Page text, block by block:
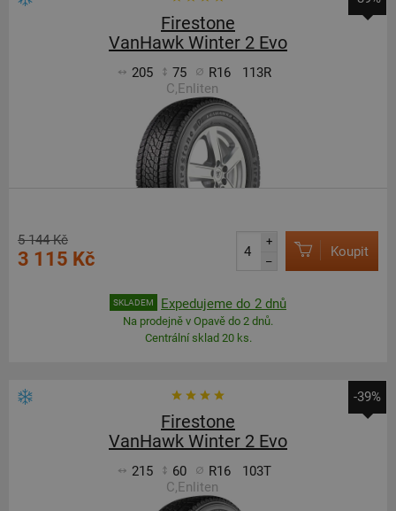
Firestone
VanHawk Winter 2 Evo
205 75 R16
113R
C,Enliten
5 144 Kč
3 115 Kč
+
–
Koupit
SKLADEM Expedujeme do 2 dnů
Na prodejně v Opavě do 2 dnů.
Centrální sklad 20 ks.
-39%
Firestone
VanHawk Winter 2 Evo
215 60 R16
103T
C,Enliten